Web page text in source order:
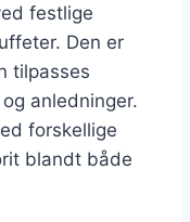
festlige
Den er
tilpasses
anledninger.
forskellige
blandt både